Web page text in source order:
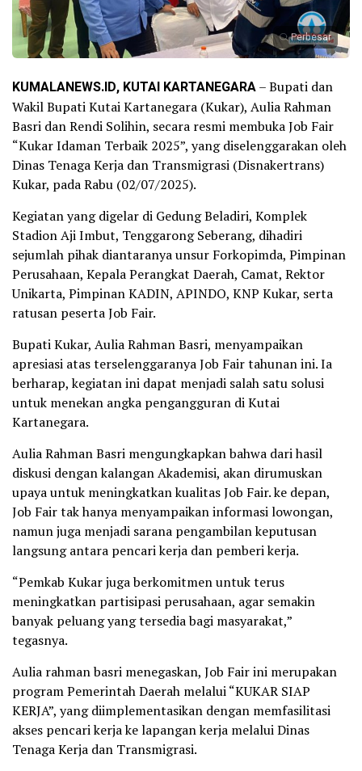
Perbesar
KUMALANEWS.ID, KUTAI KARTANEGARA– Bupati dan
Wakil Bupati Kutai Kartanegara (Kukar), Aulia Rahman
Basri dan Rendi Solihin, secara resmi membuka Job Fair
“Kukar Idaman Terbaik 2025”, yang diselenggarakan oleh
Dinas Tenaga Kerja dan Transmigrasi (Disnakertrans)
Kukar, pada Rabu (02/07/2025).
Kegiatan yang digelar di Gedung Beladiri, Komplek
Stadion Aji Imbut, Tenggarong Seberang, dihadiri
sejumlah pihak diantaranya unsur Forkopimda, Pimpinan
Perusahaan, Kepala Perangkat Daerah, Camat, Rektor
Unikarta, Pimpinan KADIN, APINDO, KNP Kukar, serta
ratusan peserta Job Fair.
Bupati Kukar, Aulia Rahman Basri, menyampaikan
apresiasi atas terselenggaranya Job Fair tahunan ini. Ia
berharap, kegiatan ini dapat menjadi salah satu solusi
untuk menekan angka pengangguran di Kutai
Kartanegara.
Aulia Rahman Basri mengungkapkan bahwa dari hasil
diskusi dengan kalangan Akademisi, akan dirumuskan
upaya untuk meningkatkan kualitas Job Fair. ke depan,
Job Fair tak hanya menyampaikan informasi lowongan,
namun juga menjadi sarana pengambilan keputusan
langsung antara pencari kerja dan pemberi kerja.
“Pemkab Kukar juga berkomitmen untuk terus
meningkatkan partisipasi perusahaan, agar semakin
banyak peluang yang tersedia bagi masyarakat,”
tegasnya.
Aulia rahman basri menegaskan, Job Fair ini merupakan
program Pemerintah Daerah melalui “KUKAR SIAP
KERJA”, yang diimplementasikan dengan memfasilitasi
akses pencari kerja ke lapangan kerja melalui Dinas
Tenaga Kerja dan Transmigrasi.